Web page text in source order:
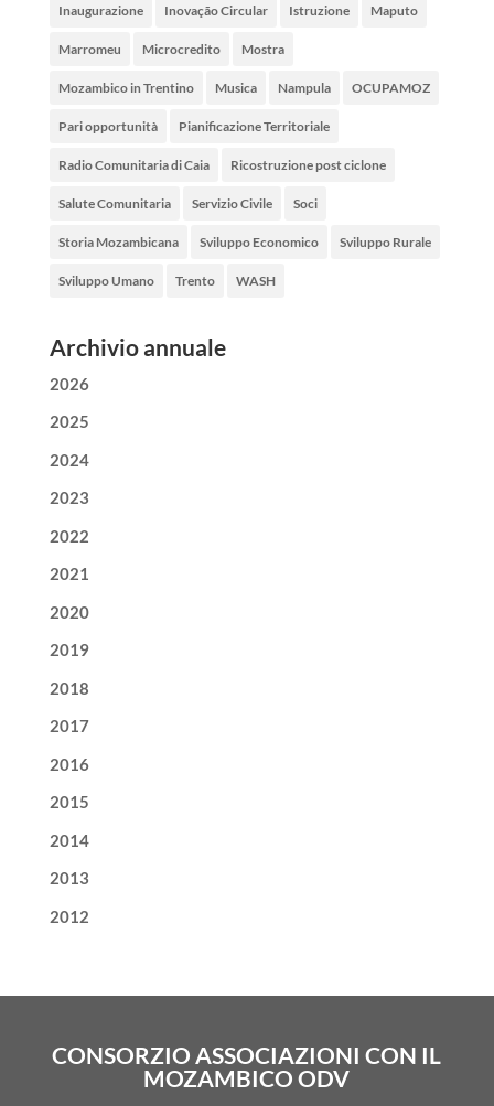
Inaugurazione Inovação Circular Istruzione Maputo
Marromeu Microcredito Mostra
Mozambico in Trentino Musica Nampula OCUPAMOZ
Pari opportunità Pianificazione Territoriale
Radio Comunitaria di Caia Ricostruzione post ciclone
Salute Comunitaria Servizio Civile Soci
Storia Mozambicana Sviluppo Economico Sviluppo Rurale
Sviluppo Umano Trento WASH
Archivio annuale
2026
2025
2024
2023
2022
2021
2020
2019
2018
2017
2016
2015
2014
2013
2012
CONSORZIO ASSOCIAZIONI CON IL
MOZAMBICO ODV